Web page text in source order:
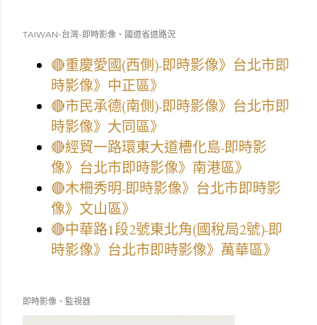
TAIWAN-台灣-即時影像、國道省道路況
🔴重慶愛國(西側)-即時影像》台北市即
時影像》中正區》
🔴市民承德(南側)-即時影像》台北市即
時影像》大同區》
🔴經貿一路環東大道槽化島-即時影
像》台北市即時影像》南港區》
🔴木柵秀明-即時影像》台北市即時影
像》文山區》
🔴中華路1段2號東北角(國稅局2號)-即
時影像》台北市即時影像》萬華區》
即時影像、監視器